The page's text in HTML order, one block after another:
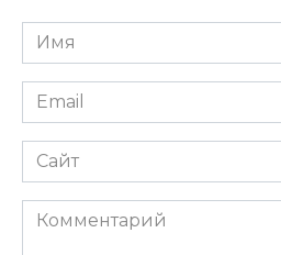
Имя
Email
Сайт
Комментарий